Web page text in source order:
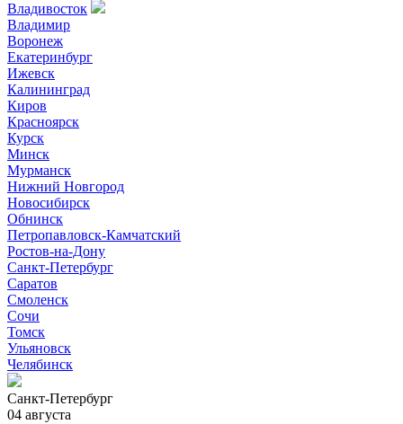
Владивосток
Владимир
Воронеж
Екатеринбург
Ижевск
Калининград
Киров
Красноярск
Курск
Минск
Мурманск
Нижний Новгород
Новосибирск
Обнинск
Петропавловск-Камчатский
Ростов-на-Дону
Санкт-Петербург
Саратов
Смоленск
Сочи
Томск
Ульяновск
Челябинск
Санкт-Петербург
04 августа